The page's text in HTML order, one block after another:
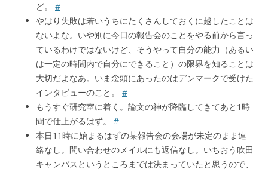
ど。 #
やはり失敗は若いうちにたくさんしておくに越したことは
ないよな。いや別に今日の報告会のことをやる前から言っ
ているわけではないけど、そうやって自分の能力（あるい
は一定の時間内で自分にできること）の限界を知ることは
大切だよなあ。いま念頭にあったのはデンマークで受けた
インタビューのこと。 #
もうすぐ研究室に着く。論文の神が降臨してきてあと1時
間で仕上がるはず。 #
本日11時に始まるはずの某報告会の会場が未定のまま連
絡なし。問い合わせのメイルにも返信なし。いちおう吹田
キャンパスというところまでは決まっていたと思うので、